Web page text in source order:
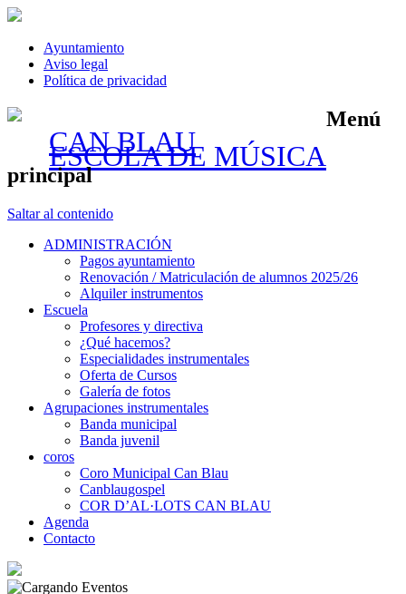
Ayuntamiento
Aviso legal
Política de privacidad
CAN BLAU
ESCOLA DE MÚSICA
Menú
principal
Saltar al contenido
ADMINISTRACIÓN
Pagos ayuntamiento
Renovación / Matriculación de alumnos 2025/26
Alquiler instrumentos
Escuela
Profesores y directiva
¿Qué hacemos?
Especialidades instrumentales
Oferta de Cursos
Galería de fotos
Agrupaciones instrumentales
Banda municipal
Banda juvenil
coros
Coro Municipal Can Blau
Canblaugospel
COR D’AL·LOTS CAN BLAU
Agenda
Contacto